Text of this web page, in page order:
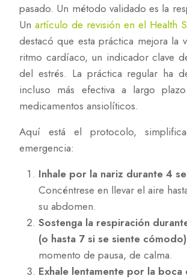
pasado. Un método validado es la
Un artículo de revisión en el Health
destacó que esta práctica mejora la
ritmo cardíaco, un indicador clave
del estrés. La práctica regular ha
incluso más efectiva a largo
medicamentos ansiolíticos.
Aquí está el protocolo,
emergencia:
Inhale por la nariz durante 4
Concéntrese en llevar el aire
su abdomen.
Sostenga la respiración
(o hasta 7 si se siente
momento de pausa, de calma.
Exhale lentamente por la boca